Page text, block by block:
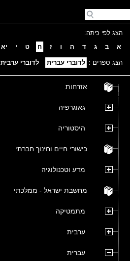
הצג לפי כיתה:
א
ב ג ד ה ו ז ח ט י יא
הצג ספרים : לדוברי עברית לדוברי ערבית
אזרחות
גאוגרפיה
היסטוריה
כישורי חיים וחינוך חברתי
מדע וטכנולוגיה
מחשבת ישראל - ממלכתי
מתמטיקה
ערבית
עברית